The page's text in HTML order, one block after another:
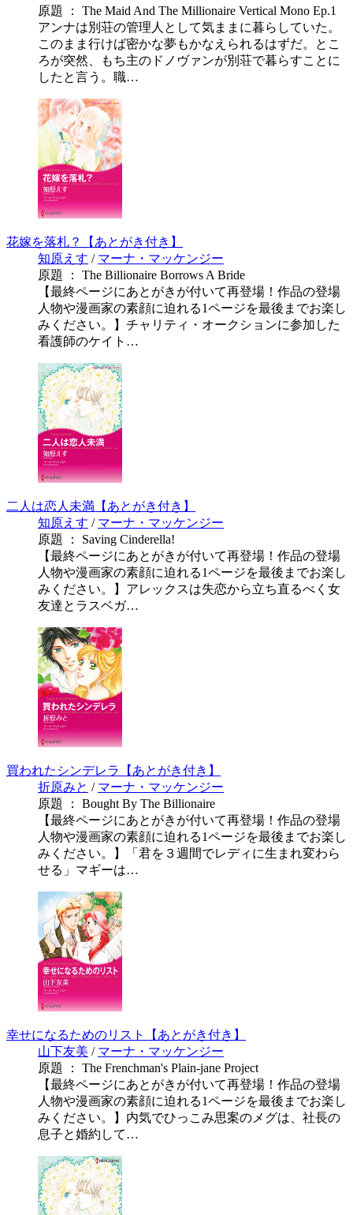
原題 ： The Maid And The Millionaire Vertical Mono Ep.1
アンナは別荘の管理人として気ままに暮らしていた。
このまま行けば密かな夢もかなえられるはずだ。とこ
ろが突然、もち主のドノヴァンが別荘で暮らすことに
したと言う。職…
花嫁を落札？【あとがき付き】
知原えす / マーナ・マッケンジー
原題 ： The Billionaire Borrows A Bride
【最終ページにあとがきが付いて再登場！作品の登場
人物や漫画家の素顔に迫れる1ページを最後までお楽し
みください。】チャリティ・オークションに参加した
看護師のケイト…
二人は恋人未満【あとがき付き】
知原えす / マーナ・マッケンジー
原題 ： Saving Cinderella!
【最終ページにあとがきが付いて再登場！作品の登場
人物や漫画家の素顔に迫れる1ページを最後までお楽し
みください。】アレックスは失恋から立ち直るべく女
友達とラスベガ…
買われたシンデレラ【あとがき付き】
折原みと / マーナ・マッケンジー
原題 ： Bought By The Billionaire
【最終ページにあとがきが付いて再登場！作品の登場
人物や漫画家の素顔に迫れる1ページを最後までお楽し
みください。】「君を３週間でレディに生まれ変わら
せる」マギーは…
幸せになるためのリスト【あとがき付き】
山下友美 / マーナ・マッケンジー
原題 ： The Frenchman's Plain-jane Project
【最終ページにあとがきが付いて再登場！作品の登場
人物や漫画家の素顔に迫れる1ページを最後までお楽し
みください。】内気でひっこみ思案のメグは、社長の
息子と婚約して…